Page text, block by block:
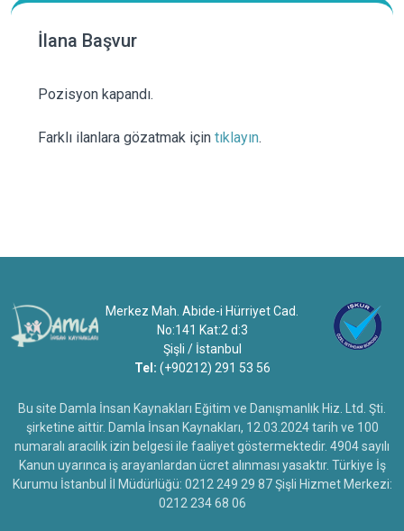
İlana Başvur
Pozisyon kapandı.
Farklı ilanlara gözatmak için tıklayın.
Merkez Mah. Abide-i Hürriyet Cad.
No:141 Kat:2 d:3
Şişli / İstanbul
Tel: (+90212) 291 53 56
Bu site Damla İnsan Kaynakları Eğitim ve Danışmanlık Hiz. Ltd. Şti.
şirketine aittir. Damla İnsan Kaynakları, 12.03.2024 tarih ve 100
numaralı aracılık izin belgesi ile faaliyet göstermektedir. 4904 sayılı
Kanun uyarınca iş arayanlardan ücret alınması yasaktır. Türkiye İş
Kurumu İstanbul İl Müdürlüğü: 0212 249 29 87 Şişli Hizmet Merkezi:
0212 234 68 06